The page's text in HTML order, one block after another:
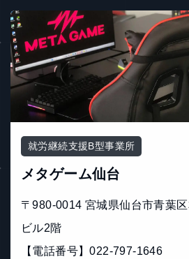
就労継続支援B型事業所
メタゲーム仙台
〒980-0014 宮城県仙台市青葉
ビル2階
【電話番号】022-797-1646